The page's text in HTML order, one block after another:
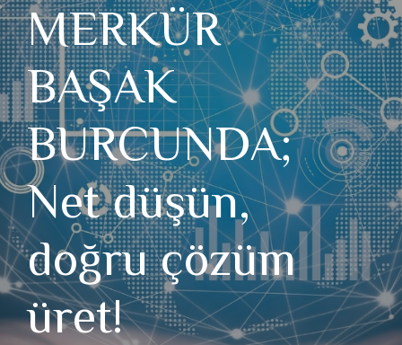
MERKÜR
BAŞAK
BURCUNDA;
Net düşün,
doğru çözüm
üret!